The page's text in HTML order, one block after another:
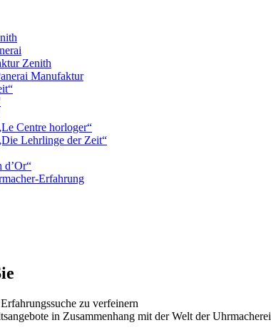
Zenith
Manufaktur
Centre horloger“
Lehrlinge der Zeit“
d’Or“
Erfahrung
zu verfeinern
in Zusammenhang mit der Welt der Uhrmacherei